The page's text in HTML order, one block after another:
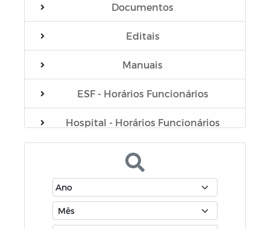
Documentos
Editais
Manuais
ESF - Horários Funcionários
Hospital - Horários Funcionários
Plano Municipal de Educação - PME
Portarias do Gabinete